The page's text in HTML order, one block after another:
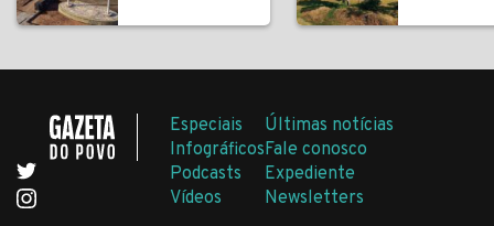
Especiais
Infográficos
Podcasts
Vídeos
Últimas notícias
Fale conosco
Expediente
Newsletters